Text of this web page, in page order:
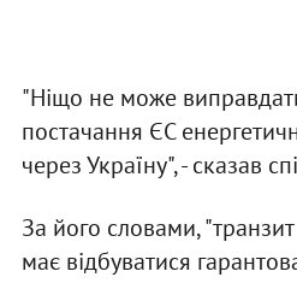
"Ніщо не може
постачання ЄС
через Україну", - сказав
За його словами, "транзит
має відбуватися